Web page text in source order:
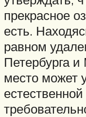
прекрасное
есть.
равном
Петербурга
место может